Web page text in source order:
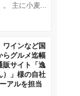
。 主に小麦
種のグルテ
ワインなど国
らグルメ迄幅
販サイト「逸
）」様の自社
アルを担当